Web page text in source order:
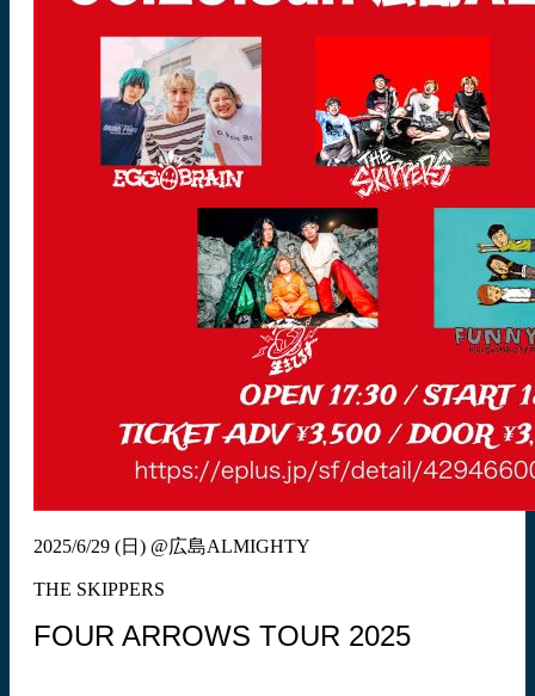
2025/6/29 (日) @広島ALMIGHTY
THE SKIPPERS
FOUR ARROWS TOUR 2025